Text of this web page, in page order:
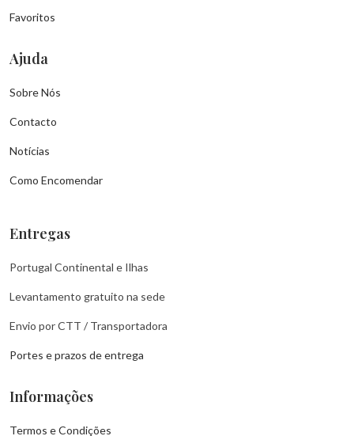
Favoritos
Ajuda
Sobre Nós
Contacto
Notícias
Como Encomendar
Entregas
Portugal Continental e Ilhas
Levantamento gratuito na sede
Envio por CTT / Transportadora
Portes e prazos de entrega
Informações
Termos e Condições